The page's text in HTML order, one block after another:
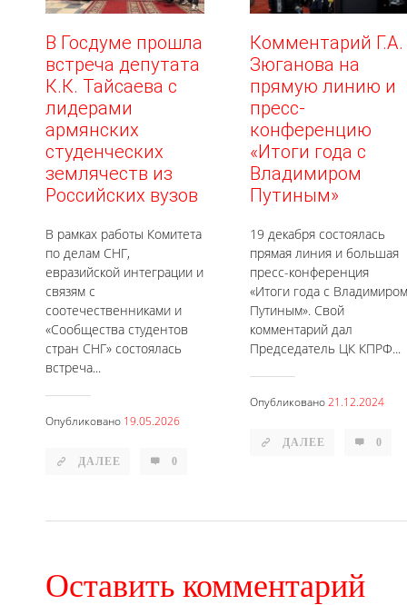
В Госдуме прошла
встреча депутата
К.К. Тайсаева с
лидерами
армянских
студенческих
землячеств из
Российских вузов
В рамках работы Комитета
по делам СНГ,
евразийской интеграции и
связям с
соотечественниками и
«Сообщества студентов
стран СНГ» состоялась
встреча...
Опубликовано 19.05.2026
ДАЛЕЕ 0
Комментарий Г.А.
Зюганова на
прямую линию и
пресс-
конференцию
«Итоги года с
Владимиром
Путиным»
19 декабря состоялась
прямая линия и большая
пресс-конференция
«Итоги года с Владимиром
Путиным». Свой
комментарий дал
Председатель ЦК КПРФ...
Опубликовано21.12.2024
ДАЛЕЕ 0
Оставить комментарий